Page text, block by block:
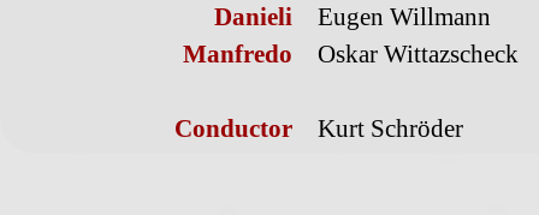
Danieli
Eugen Willmann
Manfredo
Oskar Wittazscheck
Conductor Kurt Schröder